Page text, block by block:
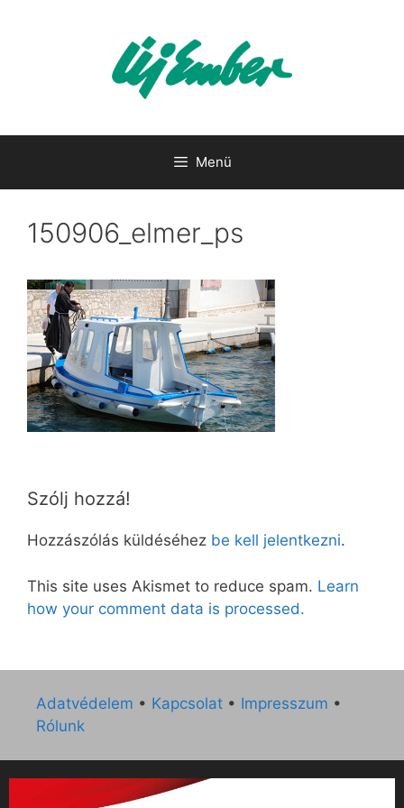
Menü
150906_elmer_ps
Szólj hozzá!
Hozzászólás küldéséhez be kell jelentkezni.
This site uses Akismet to reduce spam. Learn
how your comment data is processed.
Adatvédelem • Kapcsolat • Impresszum •
Rólunk